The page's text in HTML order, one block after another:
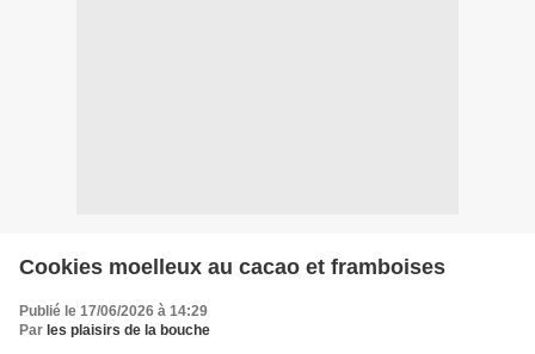
Cookies moelleux au cacao et framboises
Publié le 17/06/2026 à 14:29
Par les plaisirs de la bouche